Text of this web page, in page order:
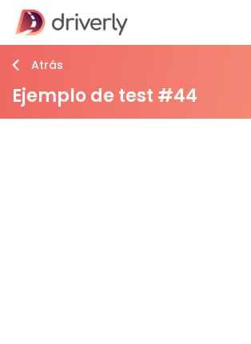
Atrás
Ejemplo de test #44